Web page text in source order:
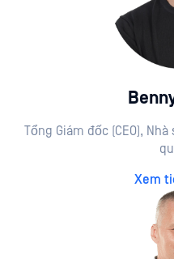
Tổng Giám đốc (CEO),
Xem